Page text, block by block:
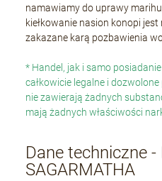
namawiamy do uprawy
kiełkowanie nasion konopi
zakazane karą pozbawienia
* Handel, jak i samo
całkowicie legalne i
nie zawierają żadnych
mają żadnych właściwości
Dane techniczne
SAGARMATHA